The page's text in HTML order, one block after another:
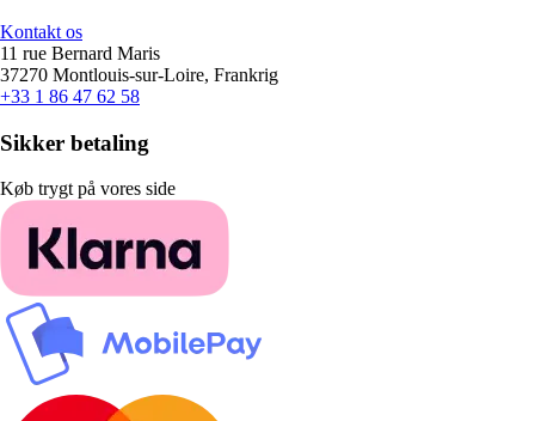
Kontakt os
11 rue Bernard Maris
37270 Montlouis-sur-Loire, Frankrig
+33 1 86 47 62 58
Sikker betaling
Køb trygt på vores side